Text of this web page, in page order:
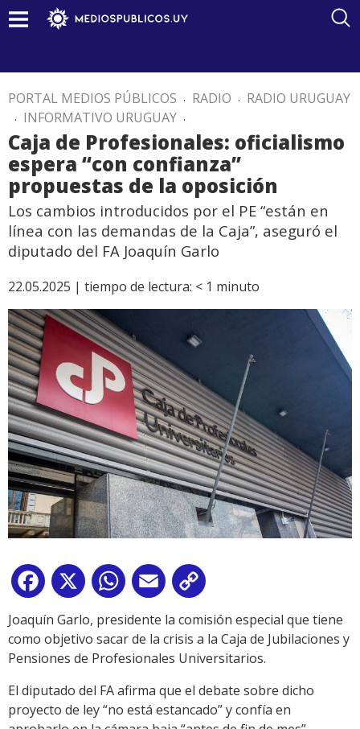
PORTAL MEDIOS PÚBLICOS . RADIO . RADIO URUGUAY
. INFORMATIVO URUGUAY .
Caja de Profesionales: oficialismo
espera “con confianza”
propuestas de la oposición
Los cambios introducidos por el PE “están en
línea con las demandas de la Caja”, aseguró el
diputado del FA Joaquín Garlo
22.05.2025 | tiempo de lectura: < 1 minuto
Facebook
X WhatsApp
Email
Link
Joaquín Garlo, presidente la comisión especial que tiene
como objetivo sacar de la crisis a la Caja de Jubilaciones y
Pensiones de Profesionales Universitarios.
El diputado del FA afirma que el debate sobre dicho
proyecto de ley “no está estancado” y confía en